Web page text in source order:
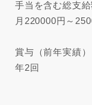
手当を含む総支給
月220000円～
賞与（前年実績）
年2回